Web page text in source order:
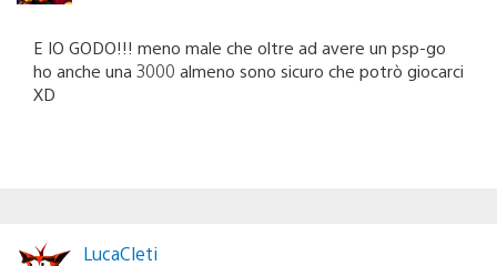
E IO GODO!!! meno male che oltre ad avere un psp-go
ho anche una 3000 almeno sono sicuro che potrò giocarci
XD
LucaCleti